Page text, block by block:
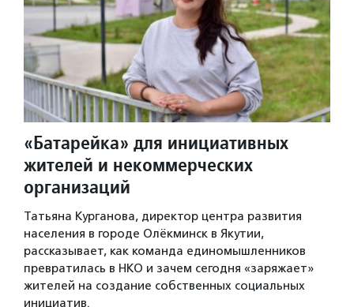
«Батарейка» для инициативных
жителей и некоммерческих
организаций
Татьяна Курганова, директор центра развития
населения в городе Олёкминск в Якутии,
рассказывает, как команда единомышленников
превратилась в НКО и зачем сегодня «заряжает»
жителей на создание собственных социальных
инициатив.